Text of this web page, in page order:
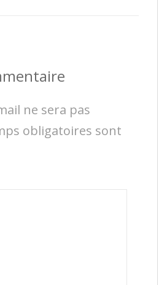
ne sera pas
obligatoires sont